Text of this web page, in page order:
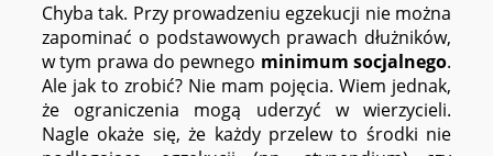
Chyba tak. Przy prowadzeniu egzekucji nie można
zapominać o podstawowych prawach dłużników,
w tym prawa do pewnego minimum socjalnego.
Ale jak to zrobić? Nie mam pojęcia. Wiem jednak,
że ograniczenia mogą uderzyć w wierzycieli.
Nagle okaże się, że każdy przelew to środki nie